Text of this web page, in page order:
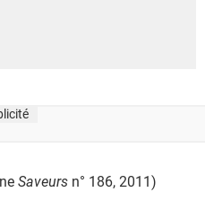
Saveurs n° 186, 2011)